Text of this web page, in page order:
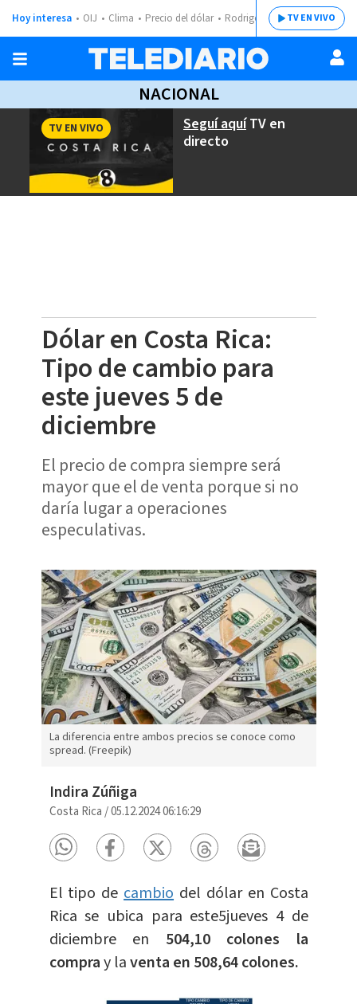
Hoy interesa OIJ Clima Precio del dólar Rodrigo ChavesTV EN VIVO
NACIONAL
Seguí aquíTV en
directo
TV EN VIVO
Dólar en Costa Rica:
Tipo de cambio para
este jueves 5 de
diciembre
El precio de compra siempre será
mayor que el de venta porque si no
daría lugar a operaciones
especulativas.
La diferencia entre ambos precios se conoce como
spread. (Freepik)
Indira Zúñiga
Costa Rica /05.12.2024 06:16:29
El tipo decambio del dólar en Costa
Rica se ubica para este5jueves 4 de
diciembre en 504,10 colones la
compray laventa en 508,64 colones.